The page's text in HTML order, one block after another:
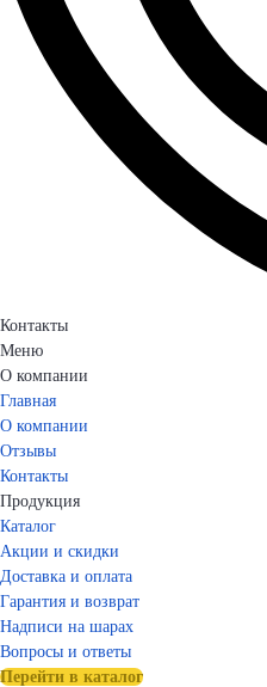
Контакты
Меню
О компании
Главная
О компании
Отзывы
Контакты
Продукция
Каталог
Акции и скидки
Доставка и оплата
Гарантия и возврат
Надписи на шарах
Вопросы и ответы
Перейти в каталог